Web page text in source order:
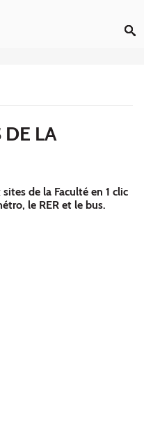
DE LA
de la Faculté en 1 clic
le RER et le bus.